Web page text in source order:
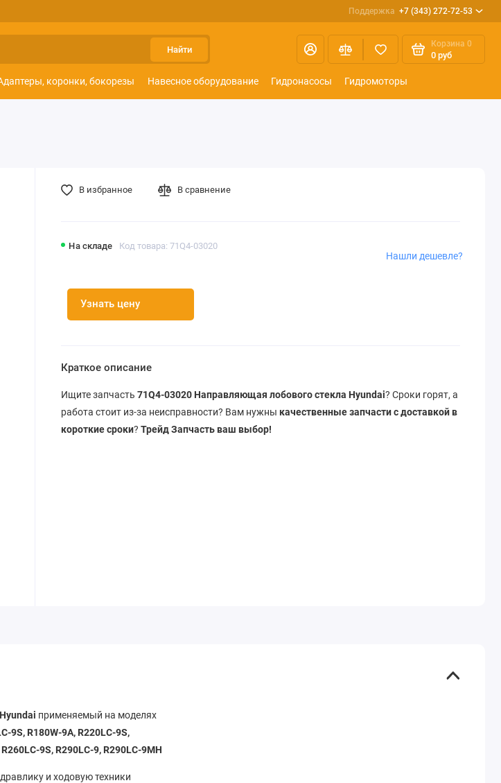
Поддержка +7 (343) 272-72-53
Найти
Корзина 0
0 руб
коронки, бокорезы Навесное оборудование Гидронасосы Гидромоторы
На складе Код товара: 71Q4-03020
Узнать цену
Нашли дешевле?
В избранное В сравнение
Краткое описание
Ищите запчасть 71Q4-03020 Направляющая лобового стекла Hyundai? Сроки горят, а
работа стоит из-за неисправности? Вам нужны качественные запчасти с доставкой в
короткие сроки? Трейд Запчасть ваш выбор!
Hyundai применяемый на моделях
9S, R180W-9A, R220LC-9S,
9S, R290LC-9, R290LC-9MH
и ходовую техники